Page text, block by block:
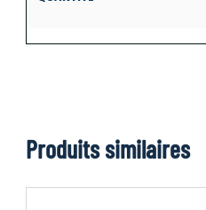
Produits similaires